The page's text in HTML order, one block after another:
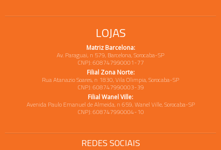
LOJAS
Matriz Barcelona:
Av. Paraguai, n 579, Barcelona, Sorocaba-SP
CNPJ: 608747990001-77
Filial Zona Norte:
Rua Atanazio Soares, n 1830, Vila Olimpia, Sorocaba-SP
CNPJ: 608747990003-39
Filial Wanel Ville:
Avenida Paulo Emanuel de Almeida, n 659, Wanel Ville, Sorocaba-SP
CNPJ: 608747990004-10
REDES SOCIAIS